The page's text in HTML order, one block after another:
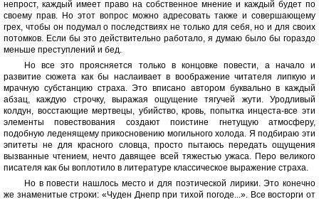
непрост, каждый имеет право на собственное мнение и каждый будет по
своему прав. Но этот вопрос можно адресовать также и совершающему
грех, чтобы он подумал о последствиях не только для себя, но и для своих
потомков. Если бы это действительно работало, я думаю было бы гораздо
меньше преступлений и бед.
Но все это проясняется только в концовке повести, а начало и
развитие сюжета как бы наслаивает в воображение читателя липкую и
мрачную субстанцию страха. Это вписано автором буквально в каждый
абзац, каждую строчку, выражая ощущение тягучей жути. Уродливый
колдун, восстающие мертвецы, убийство, кровь, попытка инцеста-все эти
элементы повествования создают поистине гнетущую атмосферу,
подобную леденящему прикосновению могильного холода. Я подбираю эти
эпитеты не для красного словца, просто пытаюсь передать ощущения
вызванные чтением, нечто давящее всей тяжестью ужаса. Перо великого
писателя как бы воплотило в литературе классическое выражение страха.
Но в повести нашлось место и для поэтической лирики. Это конечно
же знаменитые строки: «Чуден Днепр при тихой погоде...». Все восторги от